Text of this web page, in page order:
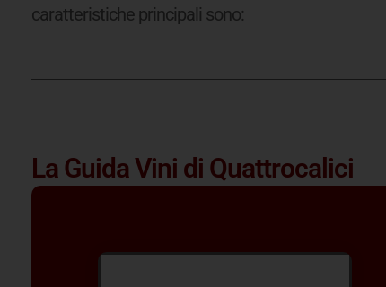
caratteristiche principali sono:
La Guida Vini di Quattrocalici